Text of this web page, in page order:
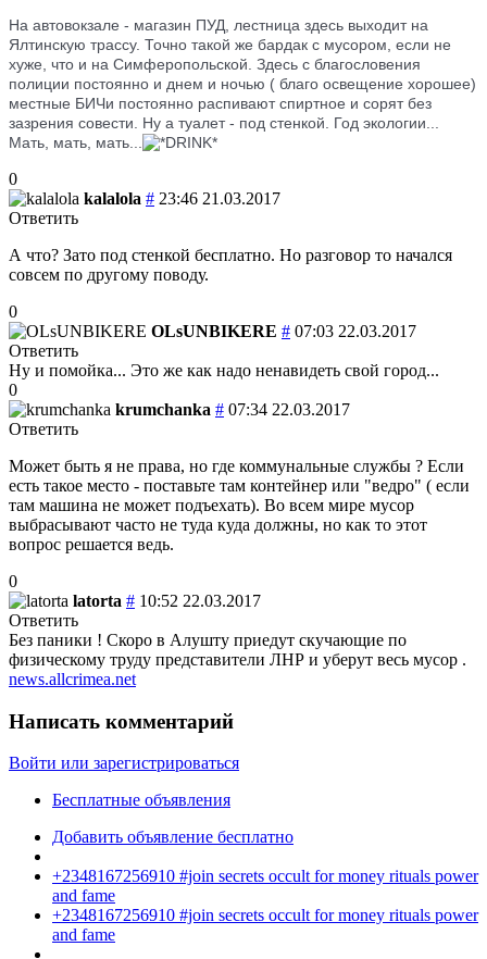
На автовокзале - магазин ПУД, лестница здесь выходит на
Ялтинскую трассу. Точно такой же бардак с мусором, если не
хуже, что и на Симферопольской. Здесь с благословения
полиции постоянно и днем и ночью ( благо освещение хорошее)
местные БИЧи постоянно распивают спиртное и сорят без
зазрения совести. Ну а туалет - под стенкой. Год экологии...
Мать, мать, мать...
0
kalalola # 23:46 21.03.2017
Ответить
А что? Зато под стенкой бесплатно. Но разговор то начался
совсем по другому поводу.
0
OLsUNBIKERE # 07:03 22.03.2017
Ответить
Ну и помойка... Это же как надо ненавидеть свой город...
0
krumchanka # 07:34 22.03.2017
Ответить
Может быть я не права, но где коммунальные службы ? Если
есть такое место - поставьте там контейнер или "ведро" ( если
там машина не может подъехать). Во всем мире мусор
выбрасывают часто не туда куда должны, но как то этот
вопрос решается ведь.
0
latorta # 10:52 22.03.2017
Ответить
Без паники ! Скоро в Алушту приедут скучающие по
физическому труду представители ЛНР и уберут весь мусор .
news.allcrimea.net
Написать комментарий
Войти или зарегистрироваться
Бесплатные объявления
Добавить объявление бесплатно
+2348167256910 #join secrets occult for money rituals power
and fame
+2348167256910 #join secrets occult for money rituals power
and fame